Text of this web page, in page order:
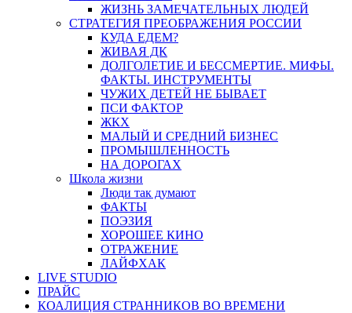
ЖИЗНЬ ЗАМЕЧАТЕЛЬНЫХ ЛЮДЕЙ
СТРАТЕГИЯ ПРЕОБРАЖЕНИЯ РОССИИ
КУДА ЕДЕМ?
ЖИВАЯ ДК
ДОЛГОЛЕТИЕ И БЕССМЕРТИЕ. МИФЫ.
ФАКТЫ. ИНСТРУМЕНТЫ
ЧУЖИХ ДЕТЕЙ НЕ БЫВАЕТ
ПСИ ФАКТОР
ЖКХ
МАЛЫЙ И СРЕДНИЙ БИЗНЕС
ПРОМЫШЛЕННОСТЬ
НА ДОРОГАХ
Школа жизни
Люди так думают
ФАКТЫ
ПОЭЗИЯ
ХОРОШЕЕ КИНО
ОТРАЖЕНИЕ
ЛАЙФХАК
LIVE STUDIO
ПРАЙС
КОАЛИЦИЯ СТРАННИКОВ ВО ВРЕМЕНИ